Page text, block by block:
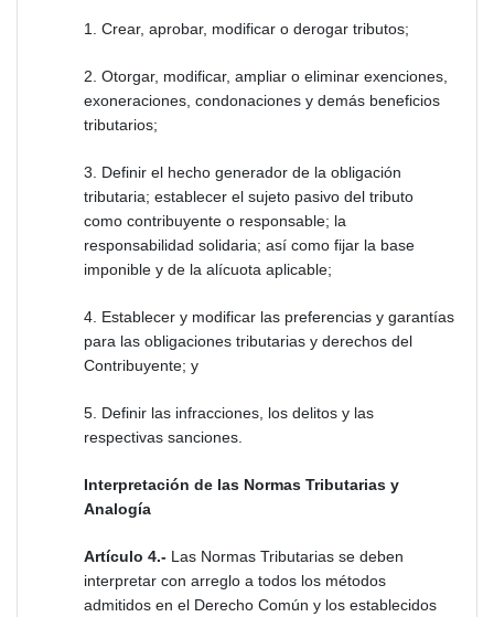
1. Crear, aprobar, modificar o derogar tributos;
2. Otorgar, modificar, ampliar o eliminar exenciones,
exoneraciones, condonaciones y demás beneficios
tributarios;
3. Definir el hecho generador de la obligación
tributaria; establecer el sujeto pasivo del tributo
como contribuyente o responsable; la
responsabilidad solidaria; así como fijar la base
imponible y de la alícuota aplicable;
4. Establecer y modificar las preferencias y garantías
para las obligaciones tributarias y derechos del
Contribuyente; y
5. Definir las infracciones, los delitos y las
respectivas sanciones.
Interpretación de las Normas Tributarias y
Analogía
Artículo 4.- Las Normas Tributarias se deben
interpretar con arreglo a todos los métodos
admitidos en el Derecho Común y los establecidos